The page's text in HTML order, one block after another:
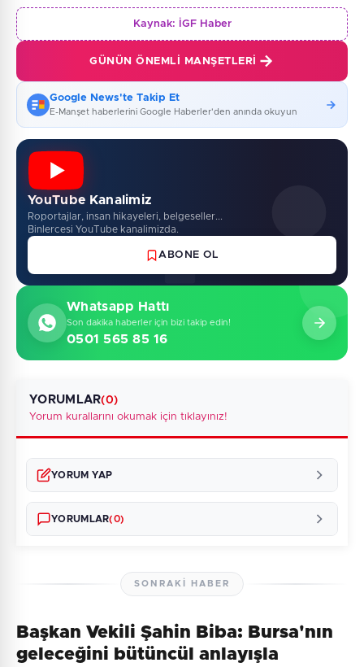
Kaynak: İGF Haber
GÜNÜN ÖNEMLI MANŞETLERI
Google News'te Takip Et
E-Manşet haberlerini Google Haberler'den anında okuyun
YouTube Kanalimiz
Roportajlar, insan hikayeleri, belgeseller...
Binlercesi YouTube kanalimizda.
ABONE OL
Whatsapp Hattı
Son dakika haberler için bizi takip edin!
0501 565 85 16
YORUMLAR(0)
Yorum kurallarını okumak için tıklayınız!
YORUM YAP
YORUMLAR(0)
Henüz yorum yapılmamış. İlk yorumu siz yapın!
SONRAKI HABER
Başkan Vekili Şahin Biba: Bursa'nın
geleceğini bütüncül anlayışla